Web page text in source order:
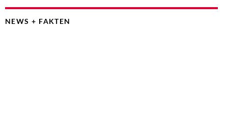
NEWS + FAKTEN